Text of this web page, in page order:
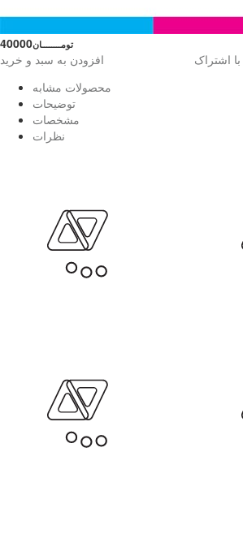
40000تومــــــــان
افزودن به سبد و خرید
با اشتراک
محصولات مشابه
توضیحات
مشخصات
نظرات